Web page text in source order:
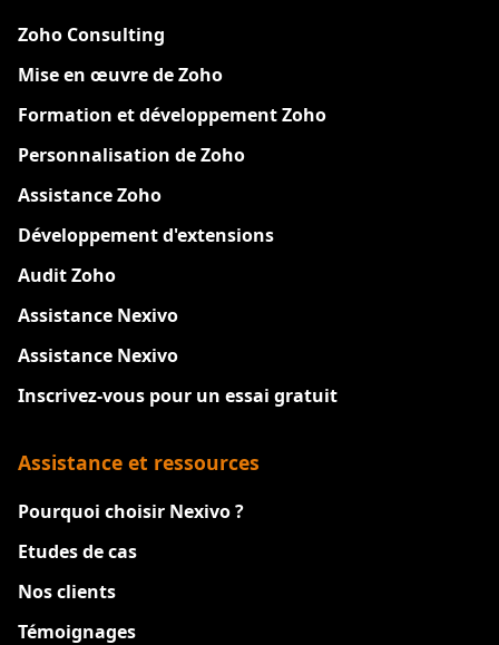
Zoho Consulting
Mise en œuvre de Zoho
Formation et développement Zoho
Personnalisation de Zoho
Assistance Zoho
Développement d'extensions
Audit Zoho
Assistance Nexivo
Assistance Nexivo
Inscrivez-vous pour un essai gratuit
Assistance et ressources
Pourquoi choisir Nexivo ?
Etudes de cas
Nos clients
Témoignages